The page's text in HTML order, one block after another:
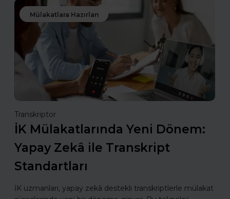
Mülakatlara Hazırlan
Transkriptor
İK Mülakatlarında Yeni Dönem:
Yapay Zekâ ile Transkript
Standartları
İK uzmanları, yapay zekâ destekli transkriptlerle mülakat